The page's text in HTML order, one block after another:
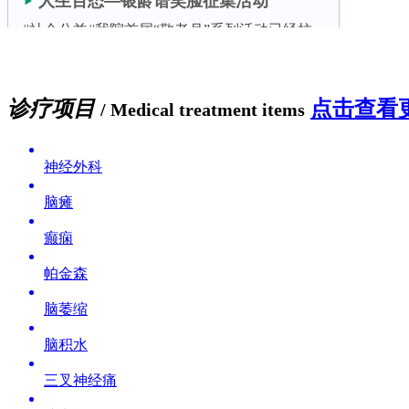
诊疗项目 / Medical treatment items 点击查看
神经外科
脑瘫
癫痫
帕金森
脑萎缩
脑积水
三叉神经痛